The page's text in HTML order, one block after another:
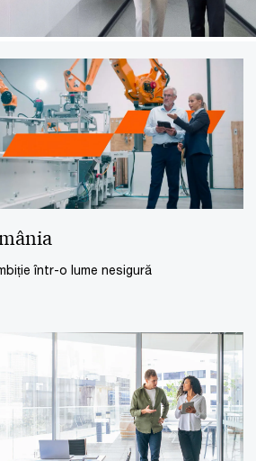
într-o lume nesigură